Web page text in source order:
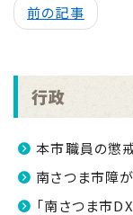
前の記事
行政
本市職員の懲
南さつま市障
「南さつま市